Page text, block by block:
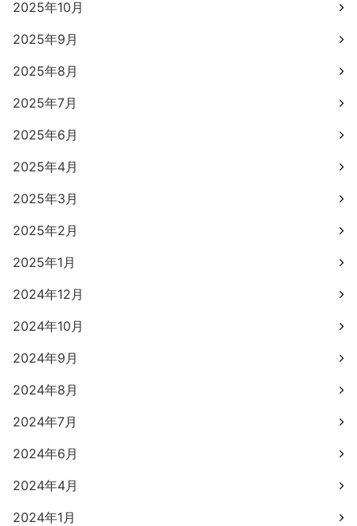
2025年10月
2025年9月
2025年8月
2025年7月
2025年6月
2025年4月
2025年3月
2025年2月
2025年1月
2024年12月
2024年10月
2024年9月
2024年8月
2024年7月
2024年6月
2024年4月
2024年1月